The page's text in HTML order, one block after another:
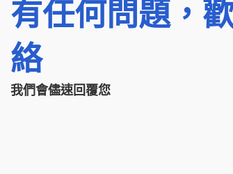
有任何問題，
絡
我們會儘速回覆您